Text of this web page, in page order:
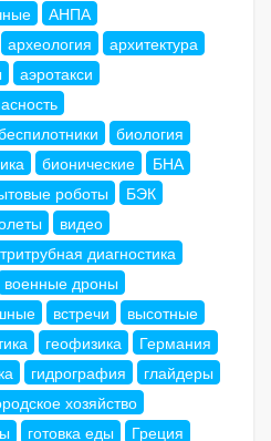
АНПА
археология
архитектура
аэротакси
биология
бионические
БНА
роботы
БЭК
видео
диагностика
военные дроны
встречи
высотные
геофизика
Германия
гидрография
глайдеры
хозяйство
готовка еды Греция